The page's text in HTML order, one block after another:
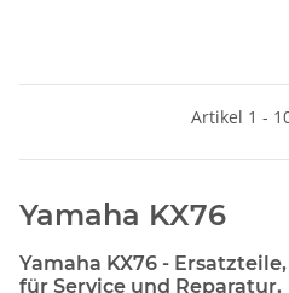
Artikel 1 -
Yamaha KX76
Yamaha KX76 -
für Service und Reparatur.